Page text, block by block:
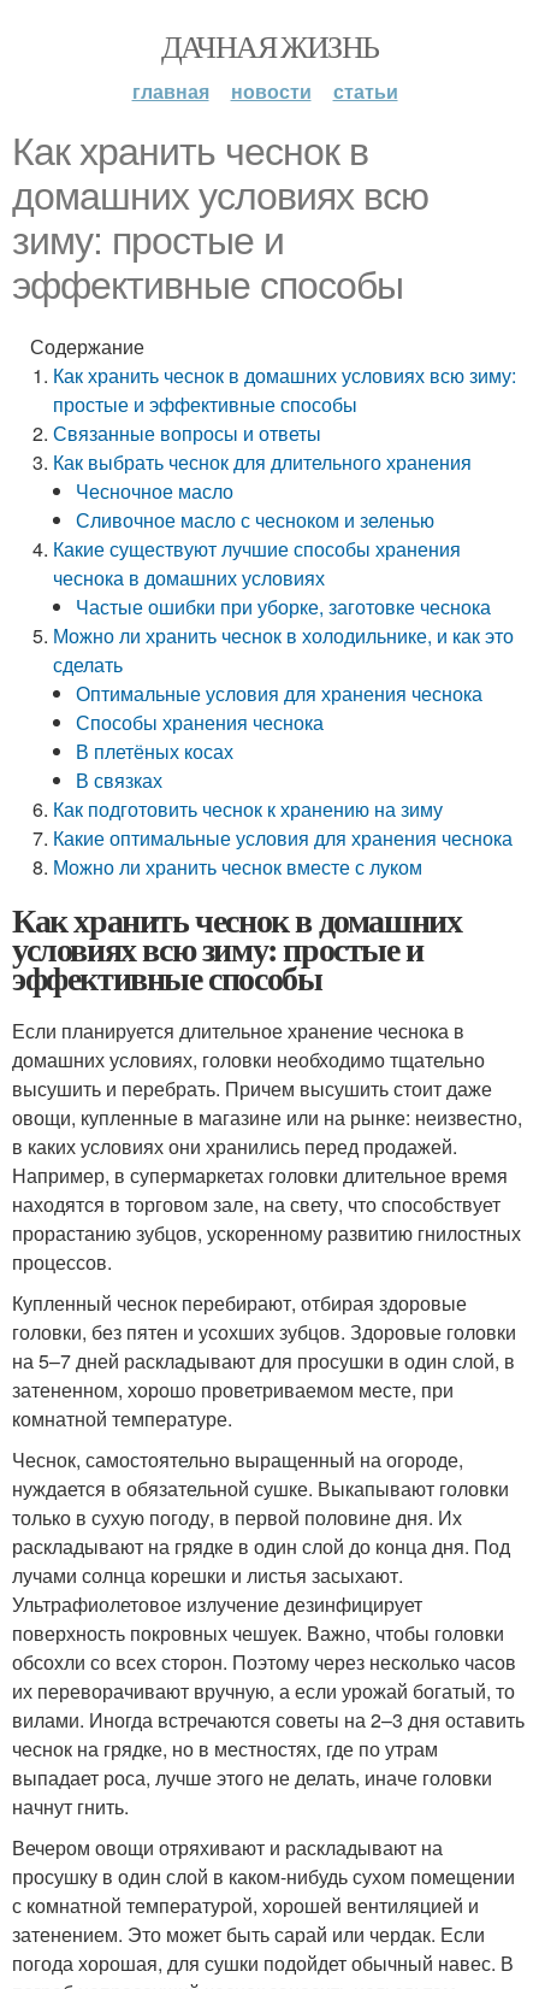
ДАЧНАЯ ЖИЗНЬ
главная новости статьи
Как хранить чеснок в
домашних условиях всю
зиму: простые и
эффективные способы
Содержание
Как хранить чеснок в домашних условиях всю зиму:
простые и эффективные способы
Связанные вопросы и ответы
Как выбрать чеснок для длительного хранения
Чесночное масло
Сливочное масло с чесноком и зеленью
Какие существуют лучшие способы хранения
чеснока в домашних условиях
Частые ошибки при уборке, заготовке чеснока
Можно ли хранить чеснок в холодильнике, и как это
сделать
Оптимальные условия для хранения чеснока
Способы хранения чеснока
В плетёных косах
В связках
Как подготовить чеснок к хранению на зиму
Какие оптимальные условия для хранения чеснока
Можно ли хранить чеснок вместе с луком
Как хранить чеснок в домашних
условиях всю зиму: простые и
эффективные способы
Если планируется длительное хранение чеснока в
домашних условиях, головки необходимо тщательно
высушить и перебрать. Причем высушить стоит даже
овощи, купленные в магазине или на рынке: неизвестно,
в каких условиях они хранились перед продажей.
Например, в супермаркетах головки длительное время
находятся в торговом зале, на свету, что способствует
прорастанию зубцов, ускоренному развитию гнилостных
процессов.
Купленный чеснок перебирают, отбирая здоровые
головки, без пятен и усохших зубцов. Здоровые головки
на 5–7 дней раскладывают для просушки в один слой, в
затененном, хорошо проветриваемом месте, при
комнатной температуре.
Чеснок, самостоятельно выращенный на огороде,
нуждается в обязательной сушке. Выкапывают головки
только в сухую погоду, в первой половине дня. Их
раскладывают на грядке в один слой до конца дня. Под
лучами солнца корешки и листья засыхают.
Ультрафиолетовое излучение дезинфицирует
поверхность покровных чешуек. Важно, чтобы головки
обсохли со всех сторон. Поэтому через несколько часов
их переворачивают вручную, а если урожай богатый, то
вилами. Иногда встречаются советы на 2–3 дня оставить
чеснок на грядке, но в местностях, где по утрам
выпадает роса, лучше этого не делать, иначе головки
начнут гнить.
Вечером овощи отряхивают и раскладывают на
просушку в один слой в каком-нибудь сухом помещении
с комнатной температурой, хорошей вентиляцией и
затенением. Это может быть сарай или чердак. Если
погода хорошая, для сушки подойдет обычный навес. В